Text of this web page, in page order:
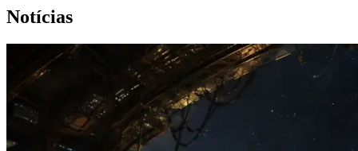
Notícias